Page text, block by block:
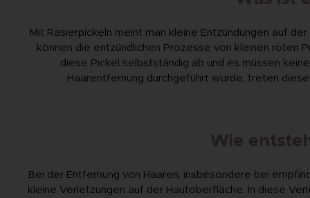
Mit Rasierpickeln meint man kleine Entzündungen auf
können die entzündlichen Prozesse von kleinen roten
diese Pickel selbstständig ab und es müssen
Haarentfernung durchgeführt wurde, treten
Wie
Bei der Entfernung von Haaren, insbesondere bei
kleine Verletzungen auf der Hautoberfläche. In diese